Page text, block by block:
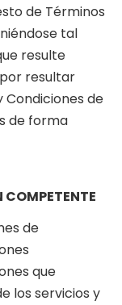
de Términos
tal
resulte
resultar
Condiciones de
de forma
COMPETENTE
de
que
los servicios y